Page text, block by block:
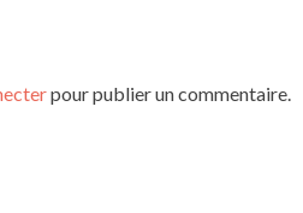
pour publier un commentaire.